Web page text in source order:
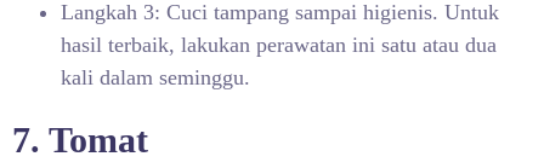
Langkah 3: Cuci tampang sampai higienis. Untuk
hasil terbaik, lakukan perawatan ini satu atau dua
kali dalam seminggu.
7. Tomat